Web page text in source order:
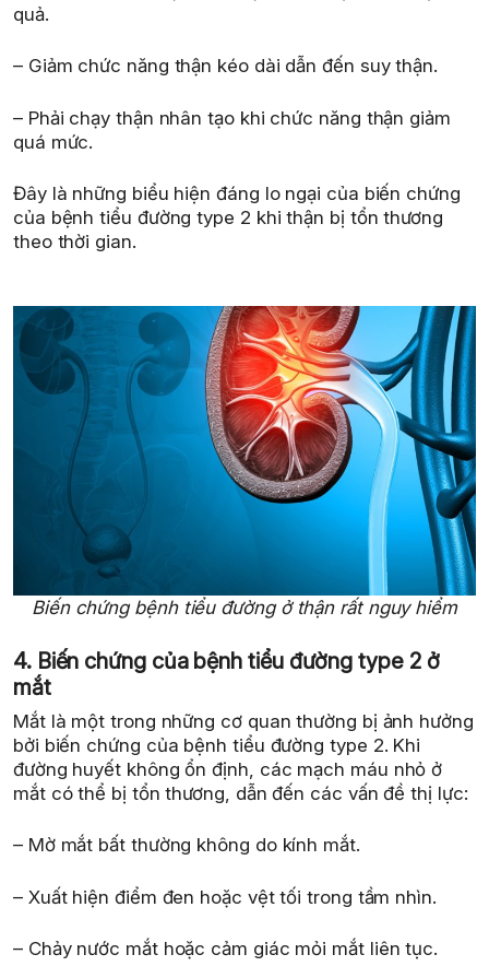
quả.
– Giảm chức năng thận kéo dài dẫn đến suy thận.
– Phải chạy thận nhân tạo khi chức năng thận giảm
quá mức.
Đây là những biểu hiện đáng lo ngại của biến chứng
của bệnh tiểu đường type 2 khi thận bị tổn thương
theo thời gian.
Biến chứng bệnh tiểu đường ở thận rất nguy hiểm
4. Biến chứng của bệnh tiểu đường type 2 ở
mắt
Mắt là một trong những cơ quan thường bị ảnh hưởng
bởi biến chứng của bệnh tiểu đường type 2. Khi
đường huyết không ổn định, các mạch máu nhỏ ở
mắt có thể bị tổn thương, dẫn đến các vấn đề thị lực:
– Mờ mắt bất thường không do kính mắt.
– Xuất hiện điểm đen hoặc vệt tối trong tầm nhìn.
– Chảy nước mắt hoặc cảm giác mỏi mắt liên tục.